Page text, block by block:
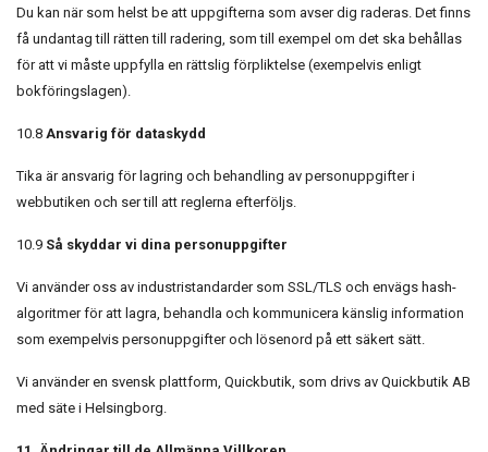
Du kan när som helst be att uppgifterna som avser dig raderas. Det finns
få undantag till rätten till radering, som till exempel om det ska behållas
för att vi måste uppfylla en rättslig förpliktelse (exempelvis enligt
bokföringslagen).
10.8 Ansvarig för dataskydd
Tika är ansvarig för lagring och behandling av personuppgifter i
webbutiken och ser till att reglerna efterföljs.
10.9 Så skyddar vi dina personuppgifter
Vi använder oss av industristandarder som SSL/TLS och envägs hash-
algoritmer för att lagra, behandla och kommunicera känslig information
som exempelvis personuppgifter och lösenord på ett säkert sätt.
Vi använder en svensk plattform, Quickbutik, som drivs av Quickbutik AB
med säte i Helsingborg.